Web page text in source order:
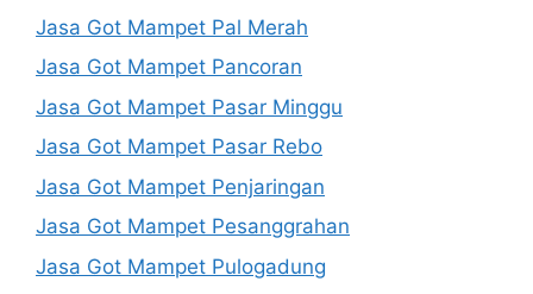
Jasa Got Mampet Pal Merah
Jasa Got Mampet Pancoran
Jasa Got Mampet Pasar Minggu
Jasa Got Mampet Pasar Rebo
Jasa Got Mampet Penjaringan
Jasa Got Mampet Pesanggrahan
Jasa Got Mampet Pulogadung